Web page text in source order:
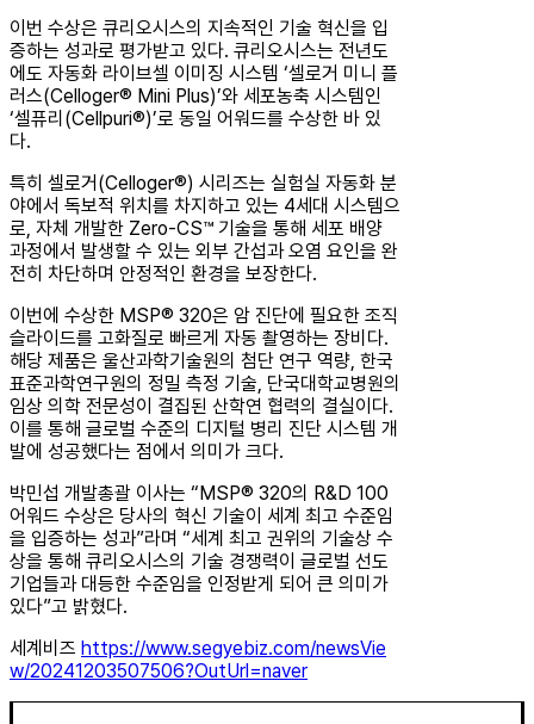
이번 수상은 큐리오시스의 지속적인 기술 혁신을 입
증하는 성과로 평가받고 있다. 큐리오시스는 전년도
에도 자동화 라이브셀 이미징 시스템 ‘셀로거 미니 플
러스(Celloger® Mini Plus)’와 세포농축 시스템인
‘셀퓨리(Cellpuri®)’로 동일 어워드를 수상한 바 있
다.
특히 셀로거(Celloger®) 시리즈는 실험실 자동화 분
야에서 독보적 위치를 차지하고 있는 4세대 시스템으
로, 자체 개발한 Zero-CS™ 기술을 통해 세포 배양
과정에서 발생할 수 있는 외부 간섭과 오염 요인을 완
전히 차단하며 안정적인 환경을 보장한다.
이번에 수상한 MSP® 320은 암 진단에 필요한 조직
슬라이드를 고화질로 빠르게 자동 촬영하는 장비다.
해당 제품은 울산과학기술원의 첨단 연구 역량, 한국
표준과학연구원의 정밀 측정 기술, 단국대학교병원의
임상 의학 전문성이 결집된 산학연 협력의 결실이다.
이를 통해 글로벌 수준의 디지털 병리 진단 시스템 개
발에 성공했다는 점에서 의미가 크다.
박민섭 개발총괄 이사는 “MSP® 320의 R&D 100
어워드 수상은 당사의 혁신 기술이 세계 최고 수준임
을 입증하는 성과”라며 “세계 최고 권위의 기술상 수
상을 통해 큐리오시스의 기술 경쟁력이 글로벌 선도
기업들과 대등한 수준임을 인정받게 되어 큰 의미가
있다”고 밝혔다.
세계비즈 https://www.segyebiz.com/newsVie
w/20241203507506?OutUrl=naver